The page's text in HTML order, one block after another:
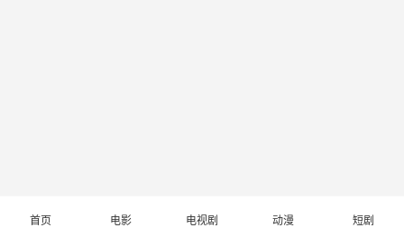
首页 电影 电视剧 动漫 短剧